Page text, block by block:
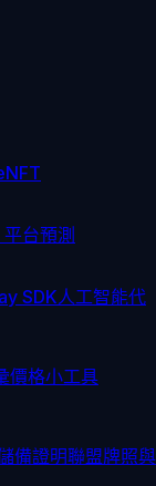
NFT
平台預測
SDK人工智能代
價格小工具
備證明聯盟牌照與